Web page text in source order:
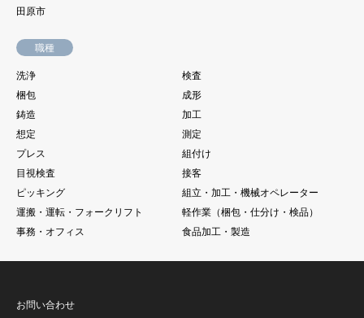
田原市
職種
洗浄
検査
梱包
成形
鋳造
加工
想定
測定
プレス
組付け
目視検査
接客
ピッキング
組立・加工・機械オペレーター
運搬・運転・フォークリフト
軽作業（梱包・仕分け・検品）
事務・オフィス
食品加工・製造
お問い合わせ